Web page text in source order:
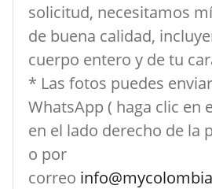
solicitud, necesitamos
de buena calidad,
cuerpo entero y de tu
* Las fotos puedes
WhatsApp ( haga clic en
en el lado derecho de la
o por
correo